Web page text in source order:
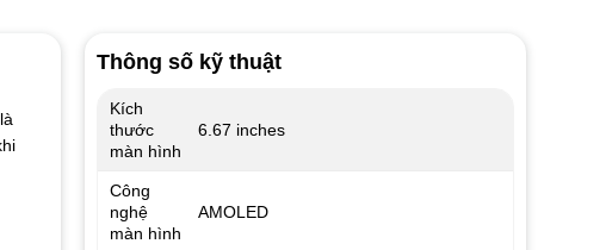
là
Thông số kỹ thuật
Kích
thước
màn hình
6.67 inches
Công
nghệ
màn hình
AMOLED